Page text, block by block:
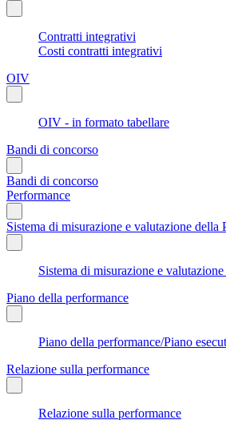
Contratti integrativi
Costi contratti integrativi
OIV
OIV - in formato tabellare
Bandi di concorso
Bandi di concorso
Performance
Sistema di misurazione e valutazione della
Sistema di misurazione e
Piano della performance
Piano della performance/Piano
Relazione sulla performance
Relazione sulla performance